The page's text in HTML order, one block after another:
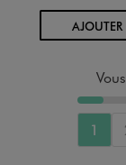
AJOUTER
1